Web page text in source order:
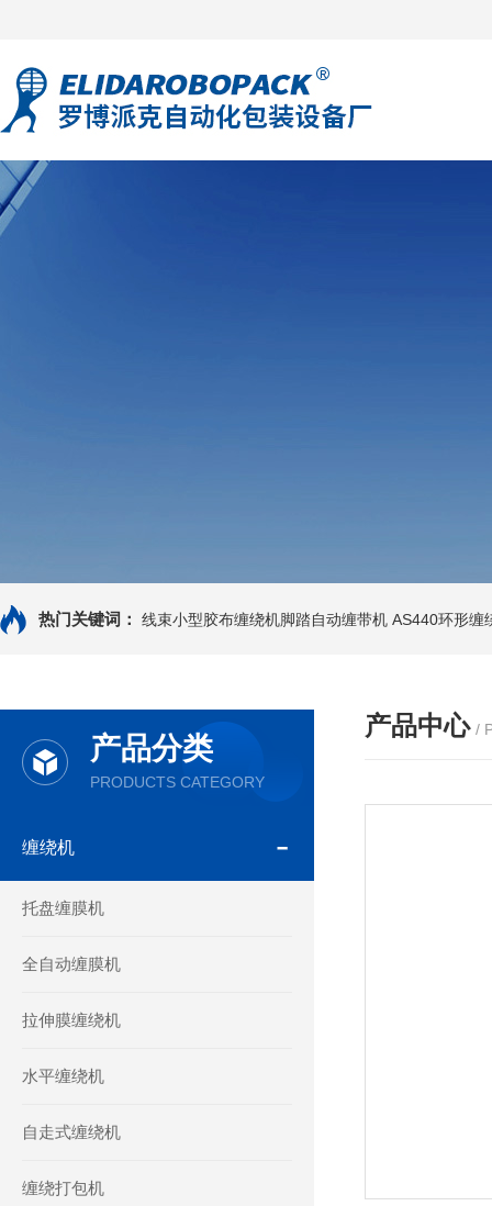
热门关键词： 线束小型胶布缠绕机脚踏自动缠带机 AS440环形缠
产品分类
PRODUCTS CATEGORY
缠绕机
托盘缠膜机
全自动缠膜机
拉伸膜缠绕机
水平缠绕机
自走式缠绕机
缠绕打包机
产品中心 /